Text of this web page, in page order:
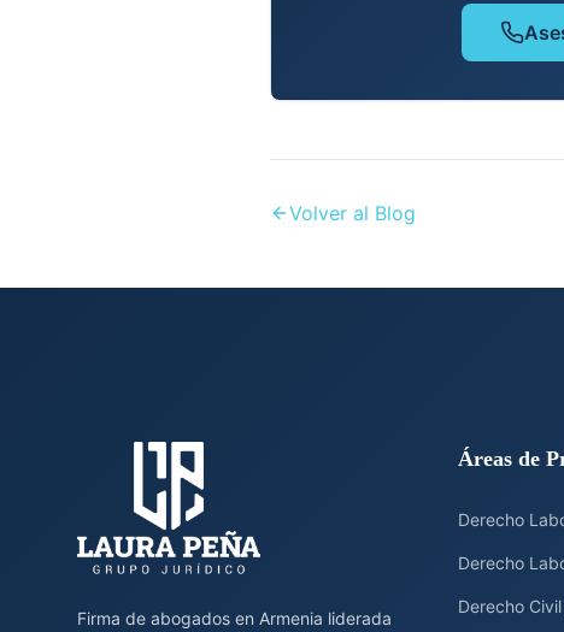
Volver al Blog
Firma de abogados en Armenia liderada
Áreas de
Derecho
Derecho
Derecho